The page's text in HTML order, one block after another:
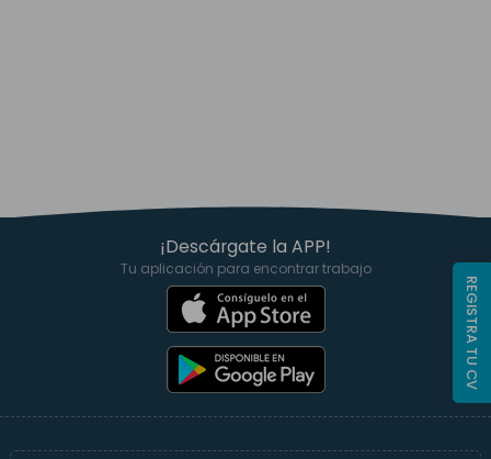
¡Descárgate la APP!
Tu aplicación para encontrar trabajo
REGISTRA TU CV